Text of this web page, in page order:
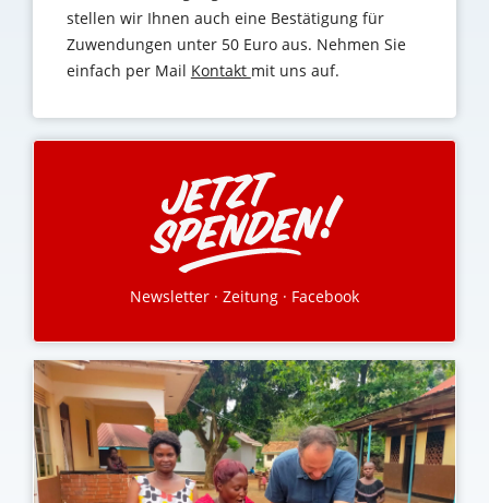
stellen wir Ihnen auch eine Bestätigung für
Zuwendungen unter 50 Euro aus. Nehmen Sie
einfach per Mail Kontakt mit uns auf.
Newsletter · Zeitung · Facebook